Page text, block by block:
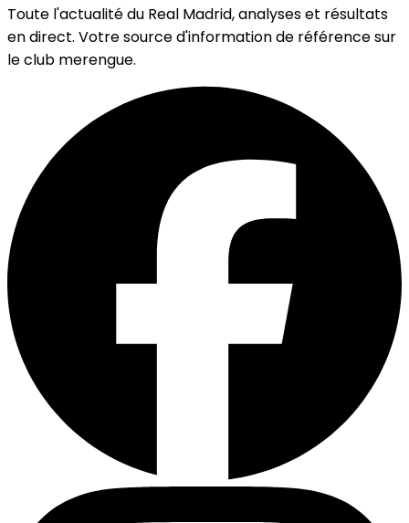
Toute l'actualité du Real Madrid, analyses et résultats
en direct. Votre source d'information de référence sur
le club merengue.